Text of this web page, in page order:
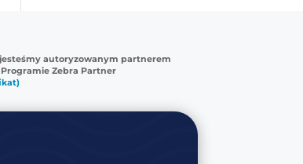
autoryzowanym partnerem
Zebra Partner